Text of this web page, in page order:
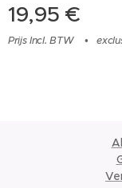
19,95 €
Prijs Incl. BTW